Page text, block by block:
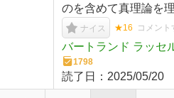
のを含めて真理論を
ナイス ★16 コメント
バートランド ラッセ
1798
読了日： 2025/05/20